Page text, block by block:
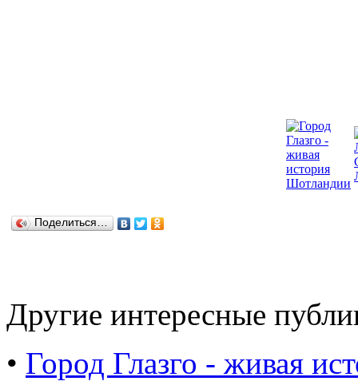
Поделиться…
Другие интересные
• Город Глазго - живая